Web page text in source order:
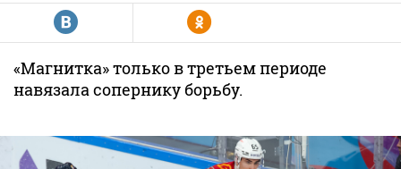
R Y
«Магнитка» только в третьем периоде
навязала сопернику борьбу.